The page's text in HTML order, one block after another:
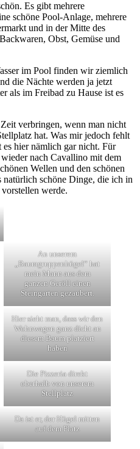
Es gibt mehrere
schöne Pool-Anlage, mehrere
und in der Mitte des
Obst, Gemüse und
im Pool finden wir ziemlich
die Nächte werden ja jetzt
als im Freibad zu Hause ist es
verbringen, wenn man nicht
hat. Was mir jedoch fehlt
hier nämlich gar nicht. Für
wieder nach Cavallino mit dem
Wellen und den schönen
natürlich schöne Dinge, die ich in
werde.
An unserem
„Baumgruppenhügel“ hat
mein Mann aus dem
ganzen Geröll einen
Steingarten gezaubert.
Hier sieht man, dass wir den
Wohnwagen ganz dicht an
diesem Baum platziert
haben
Die Pizzeria direkt
oberhalb von unserem
Stellplatz
Da ist er, der Hügel mitten
auf dem Platz